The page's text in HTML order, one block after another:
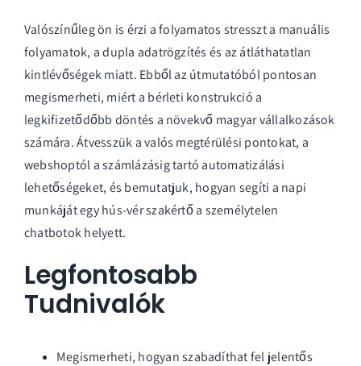
Valószínűleg ön is érzi a folyamatos stresszt a manuális
folyamatok, a dupla adatrögzítés és az átláthatatlan
kintlévőségek miatt. Ebből az útmutatóból pontosan
megismerheti, miért a bérleti konstrukció a
legkifizetődőbb döntés a növekvő magyar vállalkozások
számára. Átvesszük a valós megtérülési pontokat, a
webshoptól a számlázásig tartó automatizálási
lehetőségeket, és bemutatjuk, hogyan segíti a napi
munkáját egy hús-vér szakértő a személytelen
chatbotok helyett.
Legfontosabb
Tudnivalók
Megismerheti, hogyan szabadíthat fel jelentős